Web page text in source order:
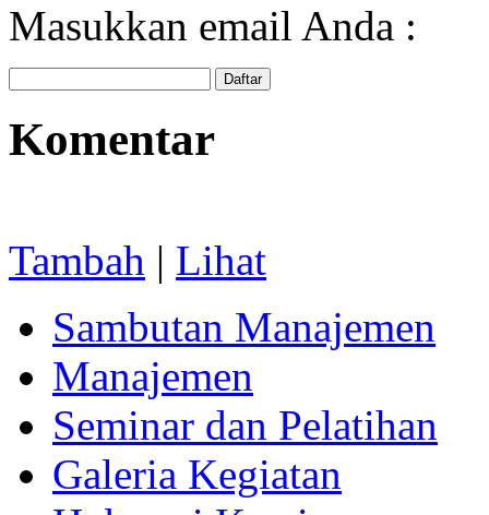
Masukkan email Anda :
Komentar
Tambah | Lihat
Sambutan Manajemen
Manajemen
Seminar dan Pelatihan
Galeria Kegiatan